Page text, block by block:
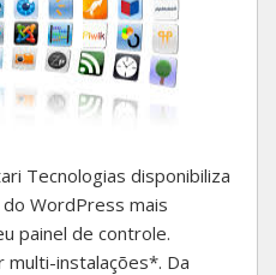
Tecnologias disponibiliza
WordPress mais
painel de controle.
multi-instalações*. Da